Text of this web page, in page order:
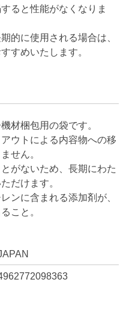
ると性能がなくなりま
的に使用される場合は、
すめいたします。
材梱包用の袋です。
ウトによる内容物への移
せん。
がないため、長期にわた
だけます。
ンに含まれる添加剤が、
こと。